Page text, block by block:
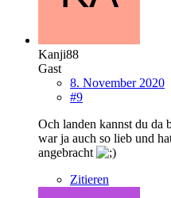
Kanji88
Gast
8. November 2020
#9
Och landen kannst du da
war ja auch so lieb und
angebracht
Zitieren